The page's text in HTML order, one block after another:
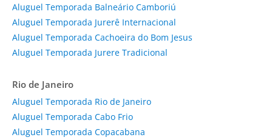
Aluguel Temporada Balneário Camboriú
Aluguel Temporada Jurerê Internacional
Aluguel Temporada Cachoeira do Bom Jesus
Aluguel Temporada Jurere Tradicional
Rio de Janeiro
Aluguel Temporada Rio de Janeiro
Aluguel Temporada Cabo Frio
Aluguel Temporada Copacabana